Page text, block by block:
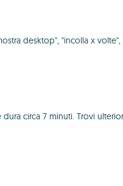
desktop", "incolla x
circa 7 minuti. Trovi